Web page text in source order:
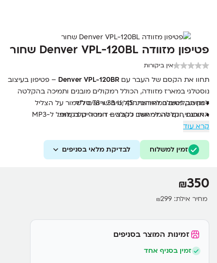
פטיפון מזוודה Denver VPL-120BL שחור
אין ביקורות
תחוו את הקסם של העבר עם Denver VPL-120BR
– פטיפון בעיצוב
נוסטלגי במארז מזוודה, הכולל רמקולים מובנים ותמיכה בהקלטה
למחשב.מושלםלאוהביתקליטיםשרוציםלשמור על הצליל
האותנטי,וגםלהמיראותו לקבציםדיגיטלייםבקלות.
•נגןתקליטיםבמהירויות: ‎ 33 ⅓,45 ו-78 סל"ד
•תוכנתהקלטהלמחשב כלולה –המרהקלהמויניל ל-MP3
•רמקולים
•יציאתפונו (Phono) לחיבורלמערכתשמע
עיצובמזוודהקומפקטי
ונייד
•מופעלבאמצעותמתאםUSB
קרא עוד
זמין למשלוח לבדיקת מלאי בסניפים
₪350
מחיר אילת: ₪299
זמינות המוצר בסניפים
זמין בסניף אחד